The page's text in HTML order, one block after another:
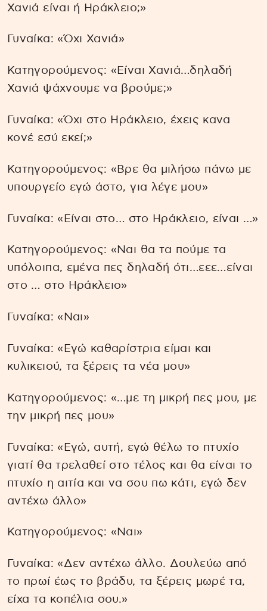
Χανιά είναι ή Ηράκλειο;»
Γυναίκα: «Όχι Χανιά»
Κατηγορούμενος: «Είναι Χανιά…δηλαδή
Χανιά ψάχνουμε να βρούμε;»
Γυναίκα: «Όχι στο Ηράκλειο, έχεις κανα
κονέ εσύ εκεί;»
Κατηγορούμενος: «Βρε θα μιλήσω πάνω με
υπουργείο εγώ άστο, για λέγε μου»
Γυναίκα: «Είναι στο… στο Ηράκλειο, είναι …»
Κατηγορούμενος: «Ναι θα τα πούμε τα
υπόλοιπα, εμένα πες δηλαδή ότι…εεε…είναι
στο … στο Ηράκλειο»
Γυναίκα: «Ναι»
Γυναίκα: «Εγώ καθαρίστρια είμαι και
κυλικειού, τα ξέρεις τα νέα μου»
Κατηγορούμενος: «…με τη μικρή πες μου, με
την μικρή πες μου»
Γυναίκα: «Εγώ, αυτή, εγώ θέλω το πτυχίο
γιατί θα τρελαθεί στο τέλος και θα είναι το
πτυχίο η αιτία και να σου πω κάτι, εγώ δεν
αντέχω άλλο»
Κατηγορούμενος: «Ναι»
Γυναίκα: «Δεν αντέχω άλλο. Δουλεύω από
το πρωί έως το βράδυ, τα ξέρεις μωρέ τα,
είχα τα κοπέλια σου.»